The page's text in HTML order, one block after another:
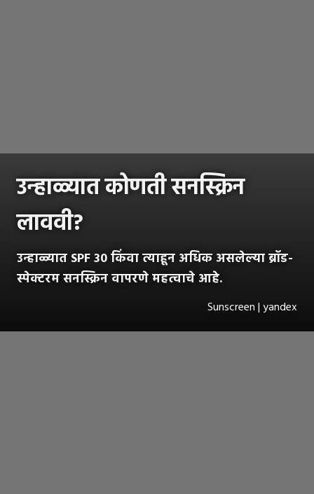
उन्हाळ्यात कोणती सनस्क्रिन
लाववी?
उन्हाळ्यात SPF 30 किंवा त्याहून अधिक असलेल्या ब्रॉड-
स्पेक्टरम सनस्क्रिन वापरणे महत्वाचे आहे.
Sunscreen | yandex